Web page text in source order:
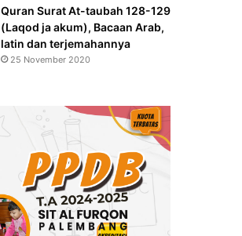
Quran Surat At-taubah 128-129
(Laqod ja akum), Bacaan Arab,
latin dan terjemahannya
25 November 2020